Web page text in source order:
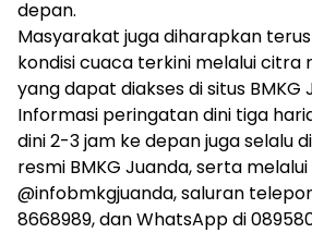
depan.
Masyarakat juga diharapkan
kondisi cuaca terkini melalui citra
yang dapat diakses di situs BMKG
Informasi peringatan dini tiga
dini 2-3 jam ke depan juga selalu
resmi BMKG Juanda, serta
@infobmkgjuanda, saluran
8668989, dan WhatsApp di